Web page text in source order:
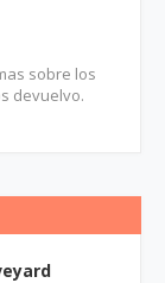
sobre los
devuelvo.